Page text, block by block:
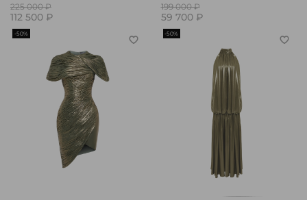
225 000 ₽
112 500 ₽
199 000 ₽
59 700 ₽
-50% -50%